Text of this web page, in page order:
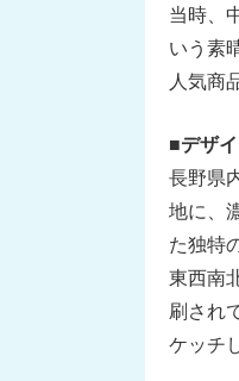
当時、
いう素
人気商
■デザ
長野県
地に、
た独特
東西南
刷され
ケッチ